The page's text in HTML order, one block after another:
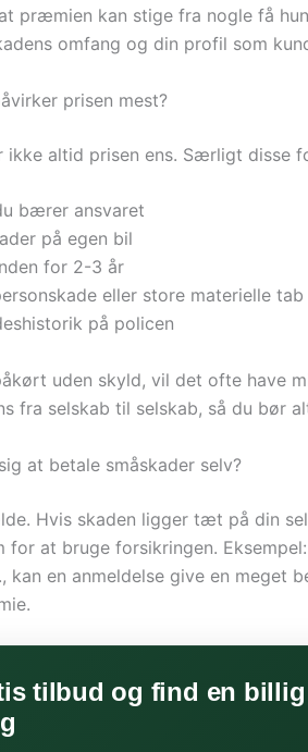
præmien kan stige fra nogle få
omfang og din profil som
prisen mest?
ikke altid prisen ens. Særligt disse
bærer ansvaret
på egen bil
for 2-3 år
eller store materielle tab
på policen
uden skyld, vil det ofte have
fra selskab til selskab, så du bør
at betale småskader selv?
Hvis skaden ligger tæt på din
for at bruge forsikringen.
kan en anmeldelse give en meget
tilbud og find en billig